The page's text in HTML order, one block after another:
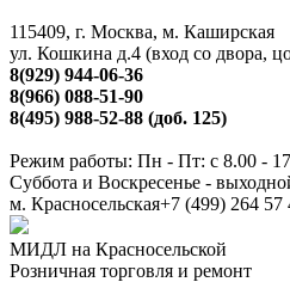
115409, г. Москва, м. Каширская
ул. Кошкина д.4 (вход со двора,
8(929) 944-06-36
8(966) 088-51-90
8(495) 988-52-88 (доб. 125)
Режим работы: Пн - Пт: с 8.00 -
Суббота и Воскресенье -
м. Красносельская+7 (499) 264 57
МИДЛ на Красносельской
Розничная торговля и ремонт